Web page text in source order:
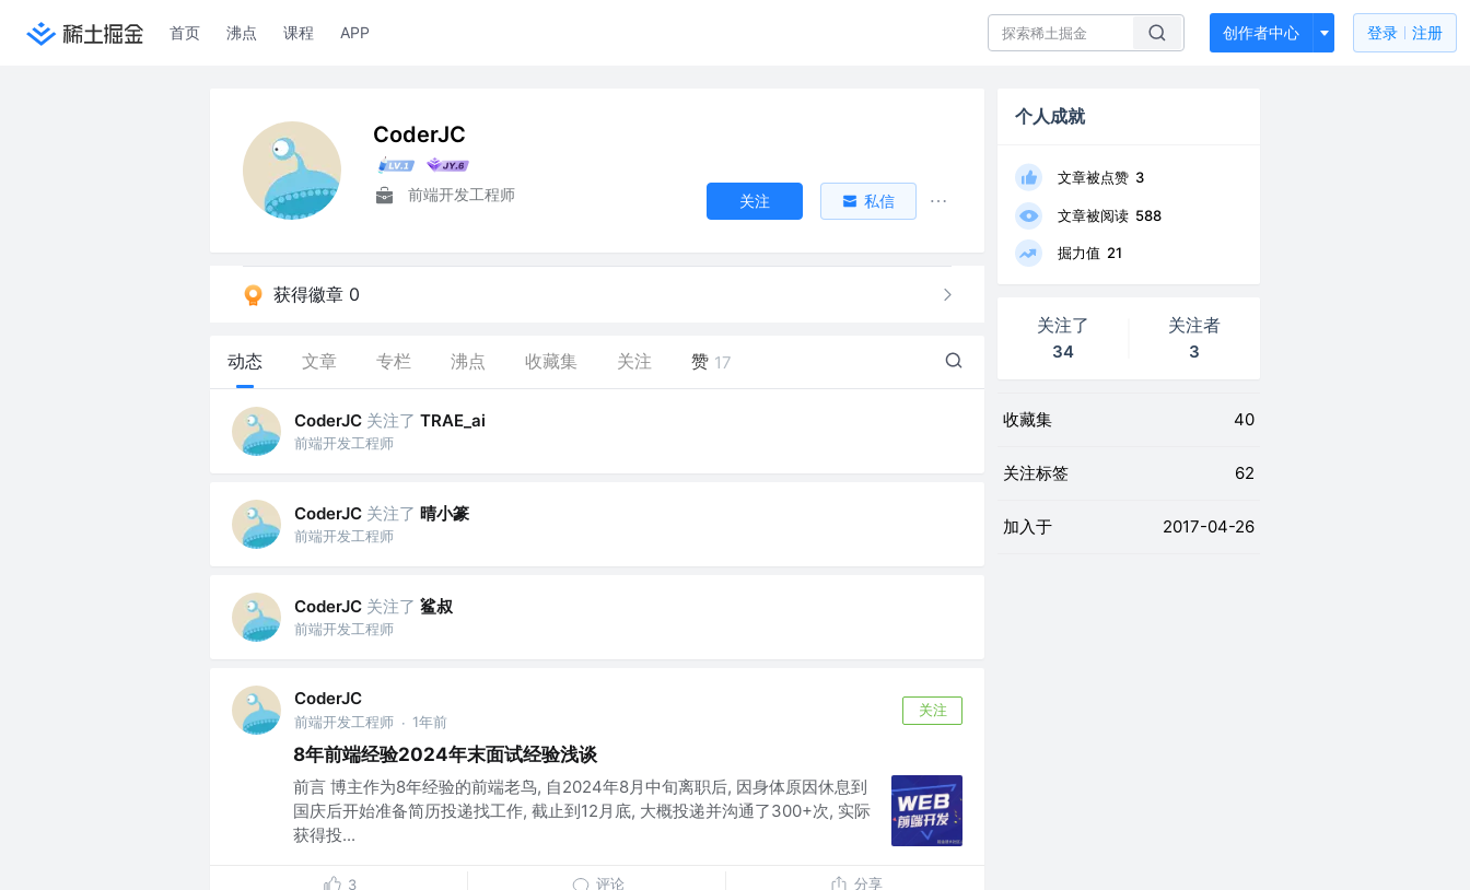
首页 沸点 课程 APP 创作者中心 登录 注册
CoderJC
前端开发工程师 关注 私信
获得徽章 0
动态 文章 专栏 沸点 收藏集 关注 赞 17
CoderJC 关注了 TRAE_ai
前端开发工程师
CoderJC 关注了 晴小篆
前端开发工程师
CoderJC 关注了 鲨叔
前端开发工程师
CoderJC
前端开发工程师 · 1年前
关注
8年前端经验2024年末面试经验浅谈
前言 博主作为8年经验的前端老鸟, 自2024年8月中旬离职后, 因身体原因休息到
国庆后开始准备简历投递找工作, 截止到12月底, 大概投递并沟通了300+次, 实际
获得投...
3 评论 分享
个人成就
文章被点赞 3
文章被阅读 588
掘力值 21
关注了
34
关注者
3
收藏集 40
关注标签 62
加入于 2017-04-26